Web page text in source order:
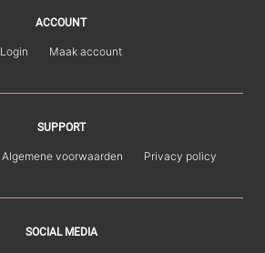
ACCOUNT
Login Maak account
SUPPORT
Algemene voorwaarden Privacy policy
SOCIAL MEDIA